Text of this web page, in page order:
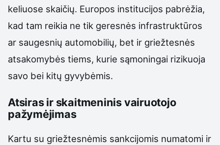
keliuose skaičių. Europos institucijos pabrėžia,
kad tam reikia ne tik geresnės infrastruktūros
ar saugesnių automobilių, bet ir griežtesnės
atsakomybės tiems, kurie sąmoningai rizikuoja
savo bei kitų gyvybėmis.
Atsiras ir skaitmeninis vairuotojo
pažymėjimas
Kartu su griežtesnėmis sankcijomis numatomi ir